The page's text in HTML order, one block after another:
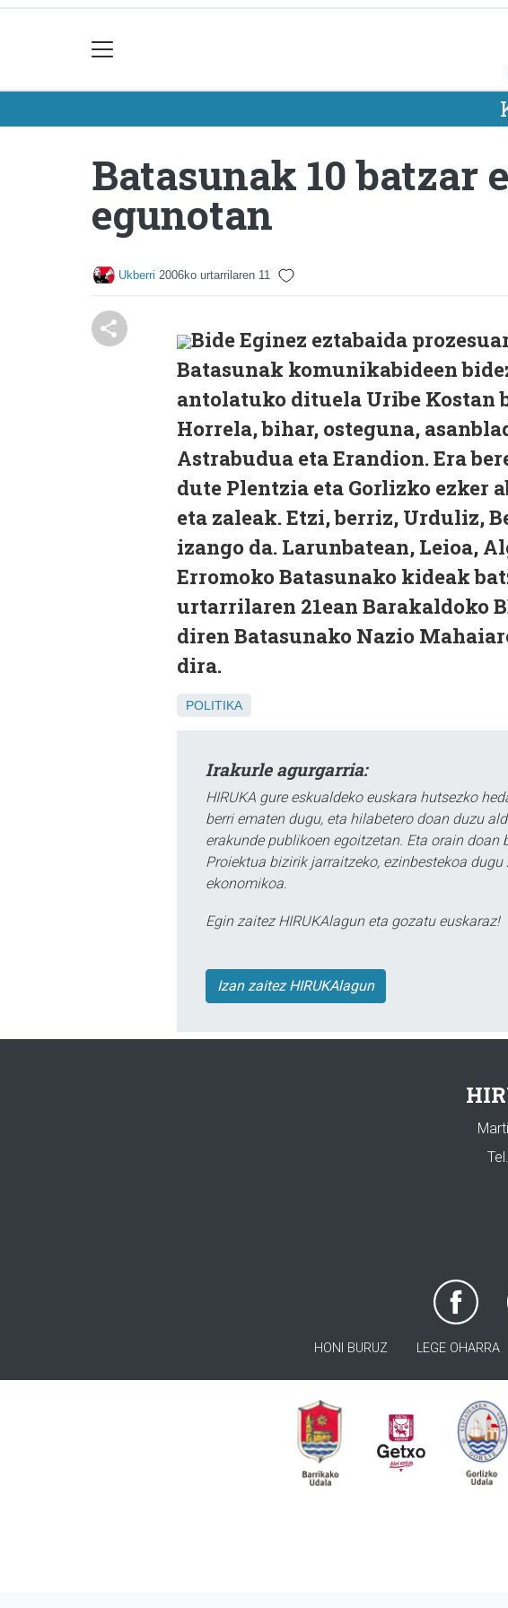
Batasunak 10 batzar
egunotan
Ukberri 2006ko urtarrilaren 11
Bide Eginez eztabaida
Batasunak komunikabideen
antolatuko dituela Uribe Kostan
Horrela, bihar, osteguna,
Astrabudua eta Erandion. Era
dute Plentzia eta Gorlizko ezker
eta zaleak. Etzi, berriz, Urduliz,
izango da. Larunbatean, Leioa,
Erromoko Batasunako kideak
urtarrilaren 21ean Barakaldoko
diren Batasunako Nazio
dira.
POLITIKA
Irakurle agurgarria:
HIRUKA gure eskualdeko euskara hutsezko
berri ematen dugu, eta hilabetero doan duzu
erakunde publikoen egoitzetan. Eta orain
Proiektua bizirik jarraitzeko, ezinbestekoa
ekonomikoa.
Egin zaitez HIRUKAlagun eta gozatu euskaraz!
Izan zaitez HIRUKAlagun
HONI BURUZ LEGE OHARRA